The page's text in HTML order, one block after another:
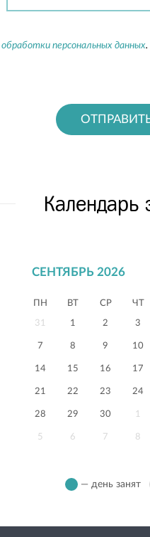
обработки персональных данных.
Календарь
СЕНТЯБРЬ 2026
ПН ВТ СР ЧТ
31 1 2 3
7 8 9 10
14 15 16 17
21 22 23 24
28 29 30 1
5 6 7 8
— день занят